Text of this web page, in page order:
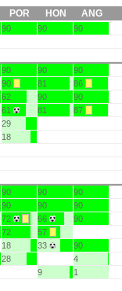
POR HON ANG
90 90
90
90 90
90
90 81
86
62 90
90
61 81
87
29
18
90 90
90
90 90
90
72 66
90
72
57
18 33
90
28
4
9
1